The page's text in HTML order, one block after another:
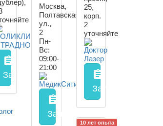
assignment
Запись на прием заполнить форму
Москва,
Полтавская
ул.,
2
Пн-
Вс:
09:00-
21:00
assignment
Запись на прием
25,
корп.
2
уточняйте
assignment
Запись на прием
10 лет опыта